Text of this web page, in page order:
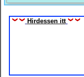
Hirdessen itt